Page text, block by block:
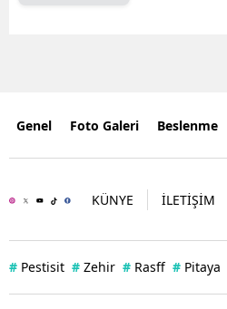
Genel Foto Galeri Beslenme
KÜNYE İLETİŞİM
# Pestisit # Zehir # Rasff # Pitaya